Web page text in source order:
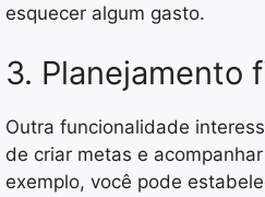
esquecer algum gasto.
3. Planejamento
Outra funcionalidade
de criar metas e
exemplo, você pode